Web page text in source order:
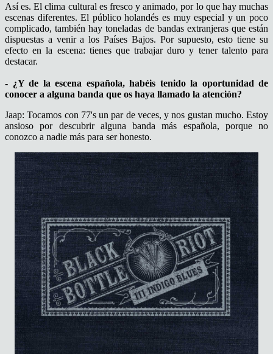
Así es. El clima cultural es fresco y animado, por lo que hay muchas
escenas diferentes. El público holandés es muy especial y un poco
complicado, también hay toneladas de bandas extranjeras que están
dispuestas a venir a los Países Bajos. Por supuesto, esto tiene su
efecto en la escena: tienes que trabajar duro y tener talento para
destacar.
- ¿Y de la escena española, habéis tenido la oportunidad de
conocer a alguna banda que os haya llamado la atención?
Jaap: Tocamos con 77's un par de veces, y nos gustan mucho. Estoy
ansioso por descubrir alguna banda más española, porque no
conozco a nadie más para ser honesto.